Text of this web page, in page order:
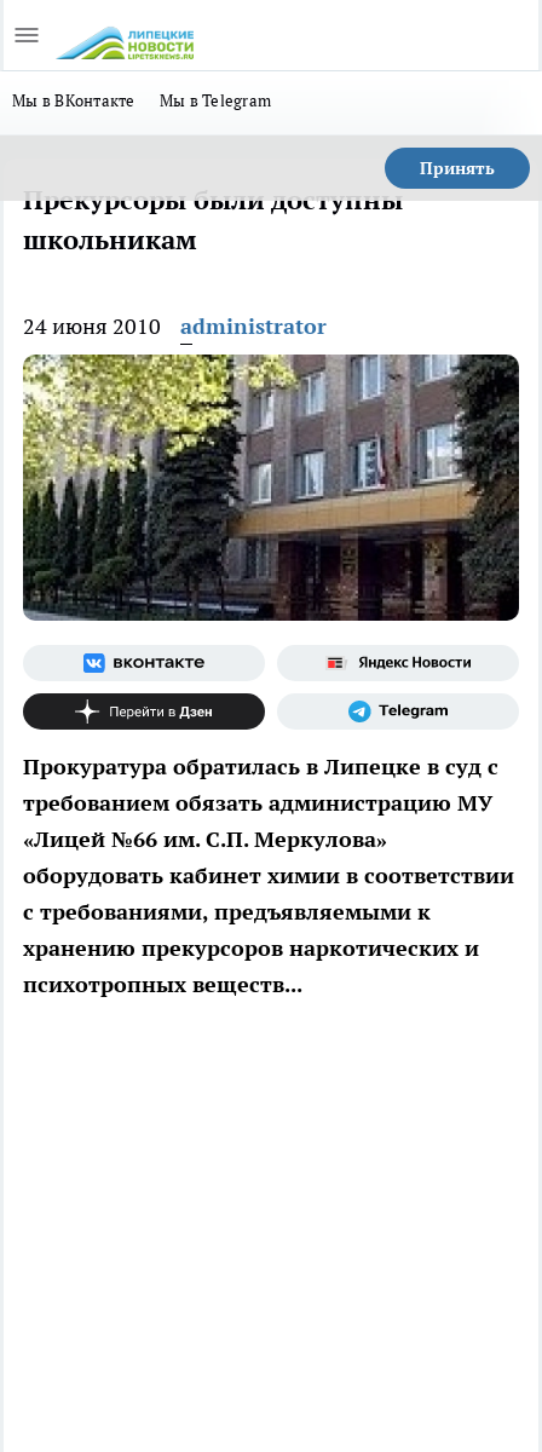
Мы в ВКонтакте Мы в Telegram
Принять
Прекурсоры были доступны
школьникам
24 июня 2010 administrator
Прокуратура обратилась в Липецке в суд с
требованием обязать администрацию МУ
«Лицей №66 им. С.П. Меркулова»
оборудовать кабинет химии в соответствии
с требованиями, предъявляемыми к
хранению прекурсоров наркотических и
психотропных веществ...